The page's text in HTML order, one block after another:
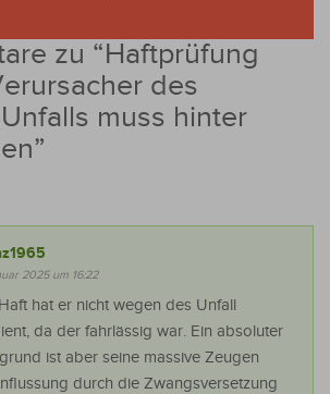
zu “Haftprüfung
des
muss hinter
”
2025 um 16:22
hat er nicht wegen des Unfall
da der fahrlässig war. Ein absoluter
ist aber seine massive Zeugen
durch die Zwangsversetzung